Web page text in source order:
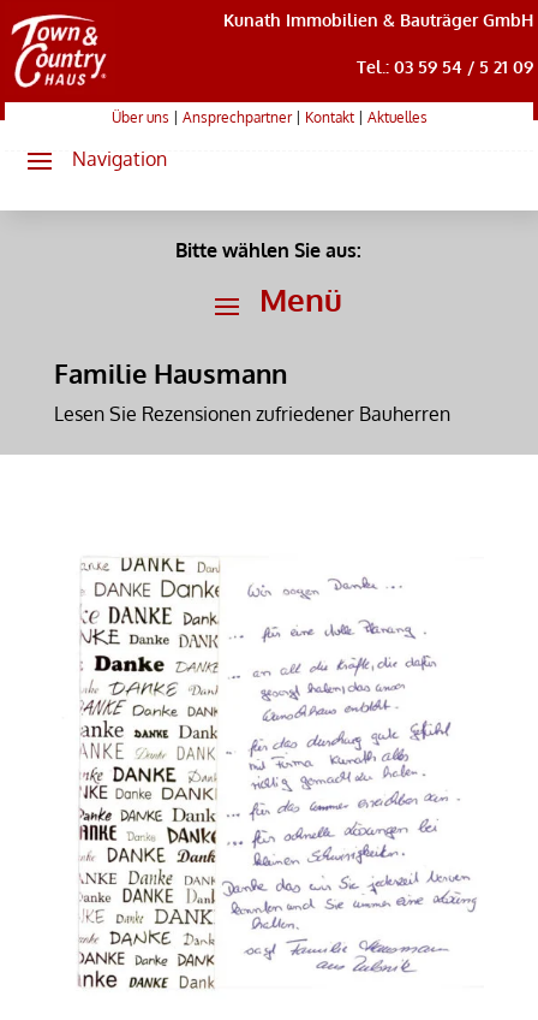
Kunath Immobilien & Bauträger GmbH
Tel.: 03 59 54 / 5 21 09
Über uns Ansprechpartner| Kontakt| Aktuelles
Bitte wählen Sie aus:
Familie Hausmann
Lesen Sie Rezensionen zufriedener Bauherren